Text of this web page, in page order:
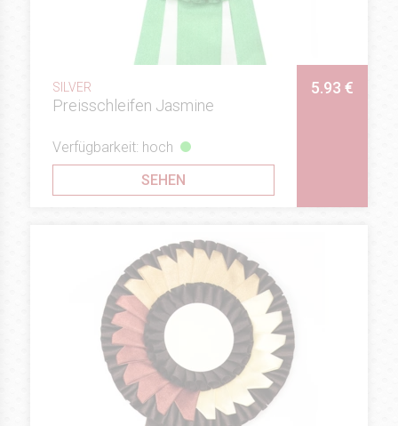
SILVER
Preisschleifen Jasmine
5.93 €
Verfügbarkeit: hoch
SEHEN